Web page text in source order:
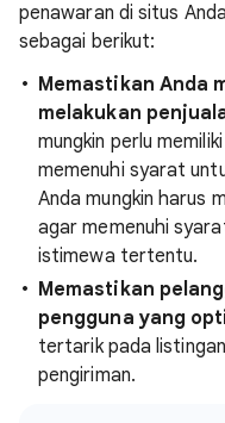
penawaran di situs
sebagai berikut:
Memastikan Anda
melakukan
mungkin perlu
memenuhi syarat
Anda mungkin harus
agar memenuhi
istimewa tertentu.
Memastikan
pengguna yang
tertarik pada
pengiriman.